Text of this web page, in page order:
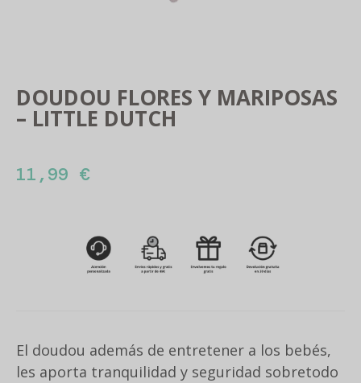
DOUDOU FLORES Y MARIPOSAS
– LITTLE DUTCH
11,99 €
El doudou además de entretener a los bebés,
les aporta tranquilidad y seguridad sobretodo